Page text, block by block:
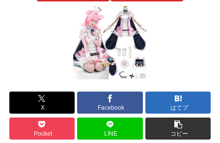
X Facebook はてブ
Pocket LINE コピー